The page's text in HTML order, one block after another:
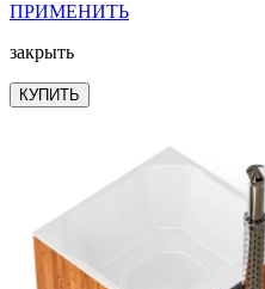
ПРИМЕНИТЬ
закрыть
КУПИТЬ